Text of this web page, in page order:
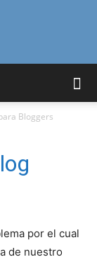
Bloggers
por el cual
de nuestro